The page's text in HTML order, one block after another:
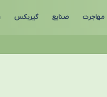
مهاجرت صنایع گیربکس